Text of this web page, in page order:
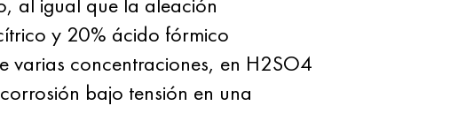
y 20% ácido fórmico
concentraciones, en H2SO4
bajo tensión en una